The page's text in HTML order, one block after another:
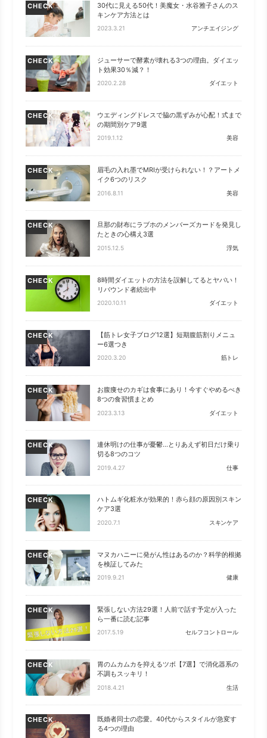
CHECK
30代に見える50代！美魔女・水谷雅子さんのス
キンケア方法とは
2023.3.21 アンチエイジング
CHECK
ジューサーで酵素が壊れる3つの理由。ダイエッ
ト効果30％減？！
2020.2.28 ダイエット
CHECK
ウエディングドレスで脇の黒ずみが心配！式まで
の期間別ケア9選
2019.1.12 美容
CHECK
眉毛の入れ墨でMRIが受けられない！？アートメ
イク6つのリスク
2016.8.11 美容
CHECK
旦那の財布にラブホのメンバーズカードを発見し
たときの心構え3選
2015.12.5 浮気
CHECK
8時間ダイエットの方法を誤解してるとヤバい！
リバウンド者続出中
2020.10.11 ダイエット
CHECK
【筋トレ女子ブログ12選】短期腹筋割りメニュ
ー6選つき
2020.3.20 筋トレ
CHECK
お腹痩せのカギは食事にあり！今すぐやめるべき
8つの食習慣まとめ
2023.3.13 ダイエット
CHECK
連休明けの仕事が憂鬱…とりあえず初日だけ乗り
切る8つのコツ
2019.4.27 仕事
CHECK
ハトムギ化粧水が効果的！赤ら顔の原因別スキン
ケア3選
2020.7.1 スキンケア
CHECK
マヌカハニーに発がん性はあるのか？科学的根拠
を検証してみた
2019.9.21 健康
CHECK
緊張しない方法29選！人前で話す予定が入った
ら一番に読む記事
2017.5.19 セルフコントロール
CHECK
胃のムカムカを抑えるツボ【7選】で消化器系の
不調もスッキリ！
2018.4.21 生活
CHECK
既婚者同士の恋愛。40代からスタイルが急変す
る4つの理由